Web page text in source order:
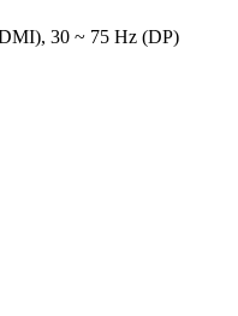
30 ~ 75 Hz (DP)